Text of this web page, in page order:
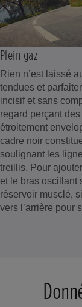
Plein gaz
Rien n’est laissé
tendues et
incisif et sans
regard perçant
étroitement
cadre noir
soulignant les
treillis. Pour
et le bras oscillant
réservoir musclé,
vers l’arrière pour